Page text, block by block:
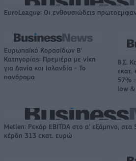
EuroLeague: Οι ενθουσιώδεις
Ευρωπαϊκό Κορασίδων Β'
Κατηγορίας: Πρεμιέρα με νίκη
για Δανία και Ισλανδία - Το
πανόραμα
Β.Σ.
57%
low
Metlen: Ρεκόρ EBITDA στο α' εξάμηνο,
κέρδη 313 εκατ. ευρώ